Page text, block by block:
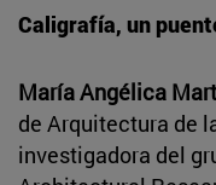
Caligrafía, un
María Angélica
de Arquitectura de
investigadora del